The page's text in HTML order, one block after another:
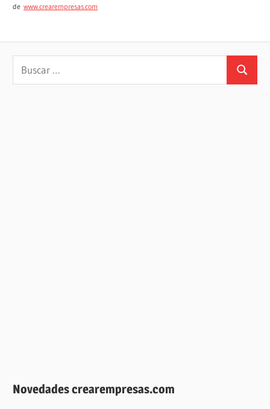
dewww.crearempresas.com
Buscar:
Buscar
Novedades crearempresas.com